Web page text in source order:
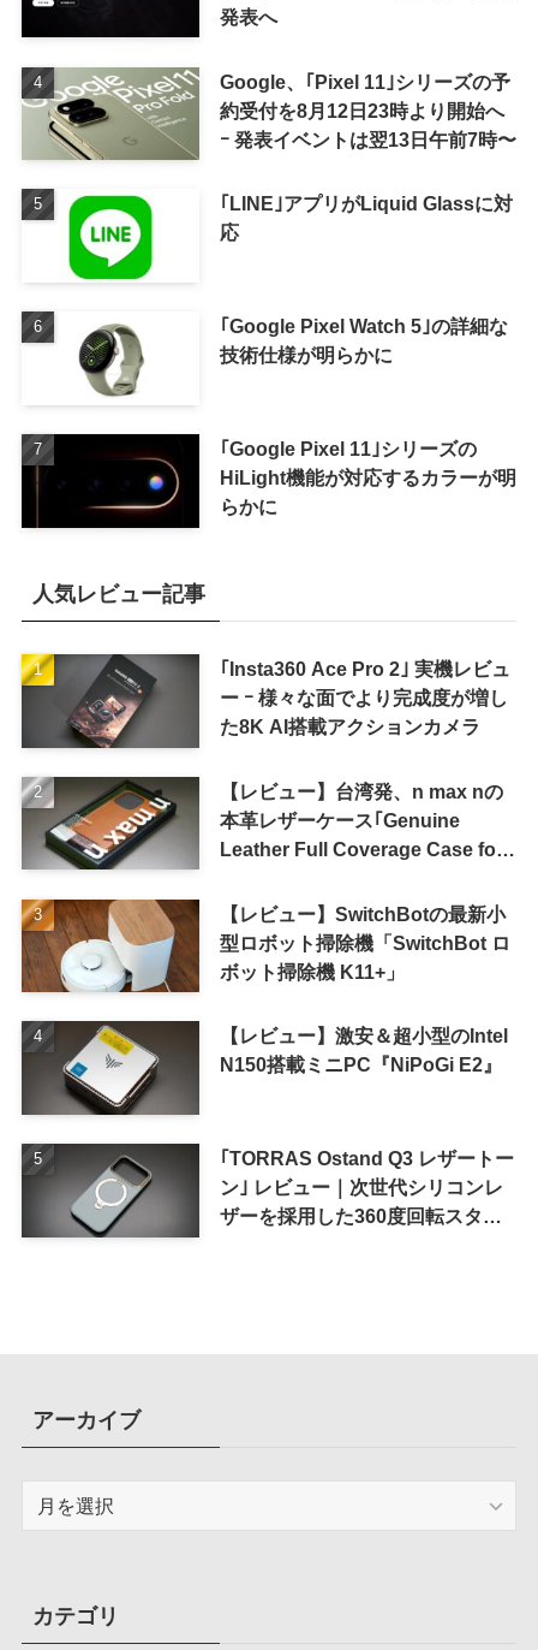
発表へ
Google、｢Pixel 11｣シリーズの予
約受付を8月12日23時より開始へ
ｰ 発表イベントは翌13日午前7時〜
｢LINE｣アプリがLiquid Glassに対
応
｢Google Pixel Watch 5｣の詳細な
技術仕様が明らかに
｢Google Pixel 11｣シリーズの
HiLight機能が対応するカラーが明
らかに
人気レビュー記事
｢Insta360 Ace Pro 2｣ 実機レビュ
ー ｰ 様々な面でより完成度が増し
た8K AI搭載アクションカメラ
【レビュー】台湾発、n max nの
本革レザーケース｢Genuine
Leather Full Coverage Case for
【レビュー】SwitchBotの最新小
型ロボット掃除機「SwitchBot ロ
ボット掃除機 K11+」
【レビュー】激安＆超小型のIntel
N150搭載ミニPC『NiPoGi E2』
｢TORRAS Ostand Q3 レザートー
ン｣ レビュー｜次世代シリコンレ
ザーを採用した360度回転スタン
アーカイブ
ブカテゴリ